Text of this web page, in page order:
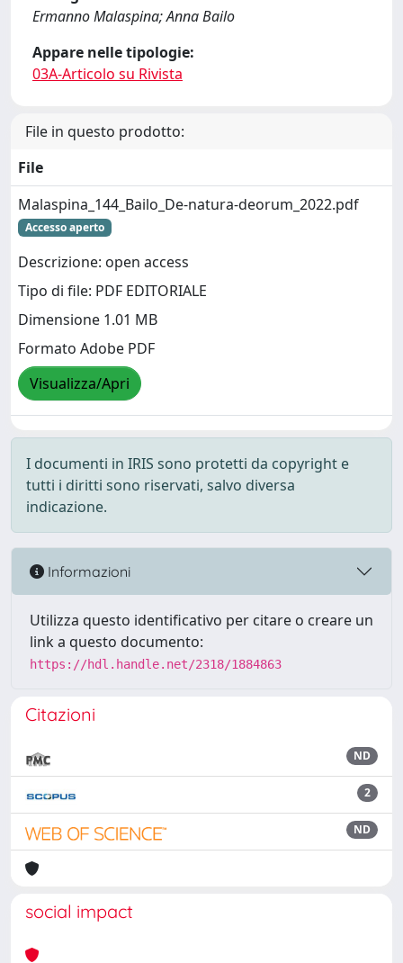
Ermanno Malaspina; Anna Bailo
Appare nelle tipologie:
03A-Articolo su Rivista
File in questo prodotto:
File
Malaspina_144_Bailo_De-natura-deorum_2022.pdf
Accesso aperto
Descrizione: open access
Tipo di file: PDF EDITORIALE
Dimensione 1.01 MB
Formato Adobe PDF
Visualizza/Apri
I documenti in IRIS sono protetti da copyright e
tutti i diritti sono riservati, salvo diversa
indicazione.
Informazioni
Utilizza questo identificativo per citare o creare un
link a questo documento:
https://hdl.handle.net/2318/1884863
Citazioni
ND
2
ND
social impact